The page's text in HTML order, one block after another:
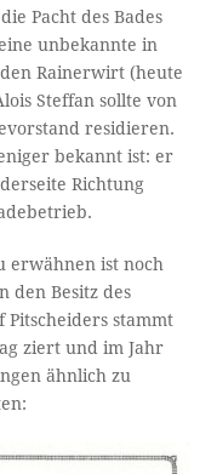
Pacht des Bades
unbekannte in
Rainerwirt (heute
Steffan sollte von
residieren.
bekannt ist: er
Richtung
erwähnen ist noch
den Besitz des
Pitscheiders stammt
ziert und im Jahr
ähnlich zu